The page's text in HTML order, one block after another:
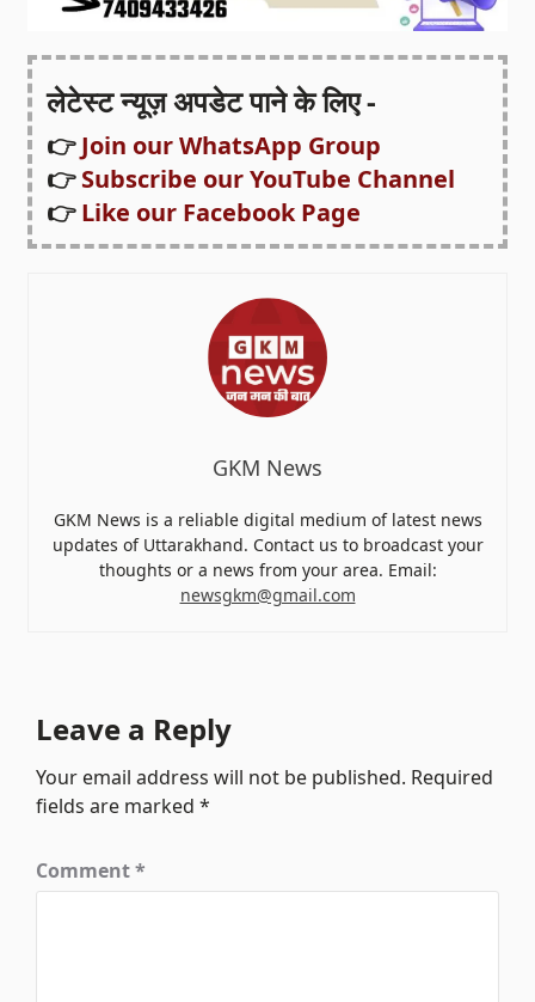
लेटेस्ट न्यूज़ अपडेट पाने के लिए -
👉Join our WhatsApp Group
👉Subscribe our YouTube Channel
👉Like our Facebook Page
GKM News
GKM News is a reliable digital medium of latest news
updates of Uttarakhand. Contact us to broadcast your
thoughts or a news from your area. Email:
newsgkm@gmail.com
Leave a Reply
Your email address will not be published. Required
fields are marked*
Comment*